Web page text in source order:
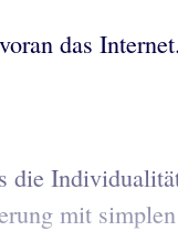
das Internet.
mit